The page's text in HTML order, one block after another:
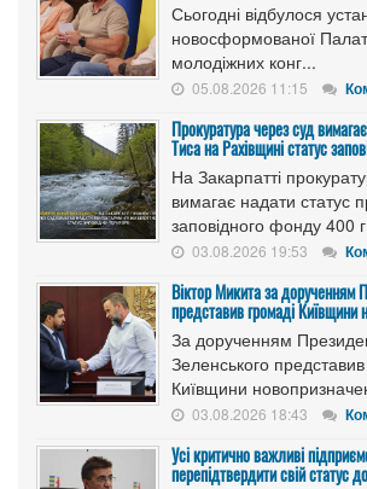
Сьогодні відбулося
новосформованої
молодіжних конг...
05.08.2026 11:15
Прокуратура через суд
Тиса на Рахівщині статус
На Закарпатті
вимагає надати статус
заповідного фонду 400
03.08.2026 19:53
Віктор Микита за дорученням
представив громаді Київщини
За дорученням
Зеленського
Київщини
03.08.2026 18:43
Усі критично важливі
перепідтвердити свій статус